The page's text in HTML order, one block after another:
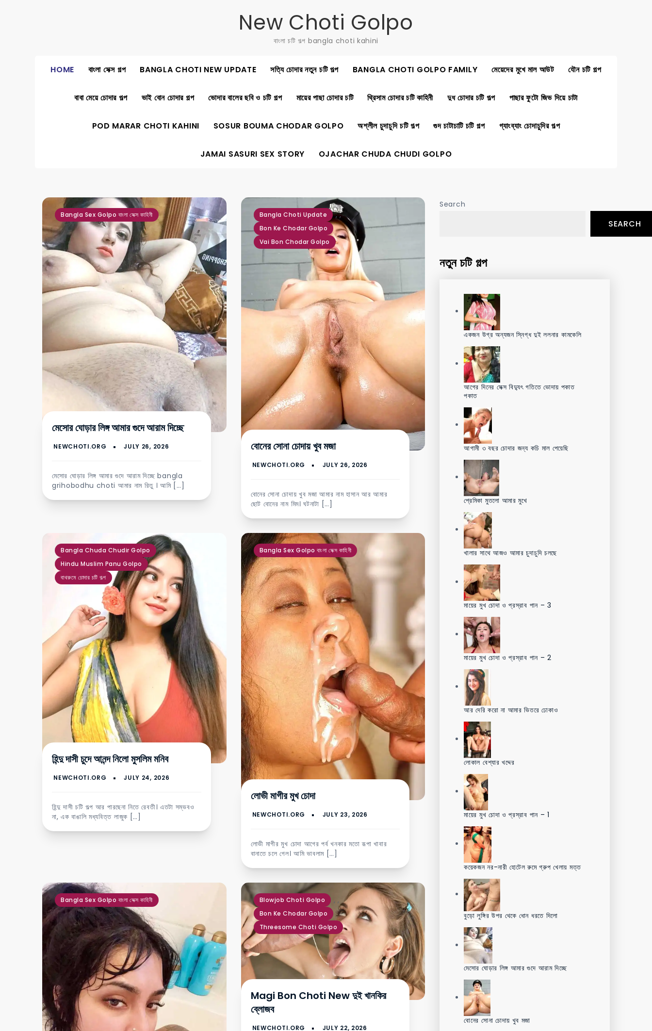
New Choti Golpo
বাংলা চটি গল্প bangla choti kahini
HOME বাংলা সেক্স গল্প BANGLA CHOTI NEW UPDATE সত্যি চোদার নতুন চটি গল্প BANGLA CHOTI GOLPO FAMILY মেয়েদের মুখে মাল আউট যৌন চটি গল্প
বাবা মেয়ে চোদার গল্প ভাই বোন চোদার গল্প ভোদার বালের ছবি ও চটি গল্প মায়ের পাছা চোদার চটি থ্রিসাম চোদার চটি কাহিনী দুধ চোদার চটি গল্প পাছার ফুটো জিভ দিয়ে চাটা
POD MARAR CHOTI KAHINI SOSUR BOUMA CHODAR GOLPO অশ্লীল চুদাচুদি চটি গল্প গুদ চাটাচাটি চটি গল্প গ্যাংব্যাং চোদাচুদির গল্প
JAMAI SASURI SEX STORY OJACHAR CHUDA CHUDI GOLPO
Bangla Sex Golpo বাংলা সেক্স কাহিনী
মেসোর ঘোড়ার লিঙ্গ আমার গুদে আরাম দিচ্ছে
মেসোর ঘোড়ার লিঙ্গ আমার গুদে আরাম দিচ্ছে bangla
grihobodhu choti আমার নাম রিতু । আমি […]
Bangla Choti Update ,
Bon Ke Chodar Golpo
,
Vai Bon Chodar Golpo
বোনের সোনা চোদায় খুব মজা
বোনের সোনা চোদায় খুব মজা আমার নাম হাসান আর আমার
ছোট বোনের নাম মিম। ঘটনাটা […]
Bangla Chuda Chudir Golpo ,
Hindu Muslim Panu Golpo
,
বাথরুমে চোদার চটি গল্প
হিন্দু দাসী চুদে আনন্দ নিলো মুসলিম মনিব
হিন্দু দাসী চটি গল্প আর পারছেনা নিতে রেবতী। এতটা সম্ভবও
না, এক বাঙালি মধ্যবিত্ত লাজুক […]
Bangla Sex Golpo বাংলা সেক্স কাহিনী
লোভী মাগীর মুখ চোদা
লোভী মাগীর মুখ চোদা আগের পর্ব খনকার মতো রূপা খাবার
বানাতে চলে গেল। আমি ভাবলাম […]
Bangla Sex Golpo বাংলা সেক্স কাহিনী Blowjob Choti Golpo ,
Bon Ke Chodar Golpo
,
Threesome Choti Golpo
Magi Bon Choti New দুই খানকির
ব্লোজব
Search
SEARCH
নতুন চটি গল্প
একজন উগ্র অন্যজন স্নিগ্ধ দুই ললনার কামকেলি
আগের দিনের সেক্স বিদ্যুৎ গতিতে ভোদায় পকাত
পকাত
আগামী ৩ বছর চোদার জন্য কচি মাল পেয়েছি
প্রেমিকা মুতলো আমার মুখে
খালার সাথে আজও আমার চুদাচুদি চলছে
মায়ের মুখ চোদা ও প্রস্রাব পান – 3
মায়ের মুখ চোদা ও প্রস্রাব পান – 2
আর দেরি করো না আমার ভিতরে ঢোকাও
লোকাল বেশ্যার খদ্দের
মায়ের মুখ চোদা ও প্রস্রাব পান – 1
কয়েকজন নর-নারী হোটেল রুমে গ্রুপ খেলায় মত্ত
বুড়ো লুঙ্গির উপর থেকে ধোন ধরতে দিলো
মেসোর ঘোড়ার লিঙ্গ আমার গুদে আরাম দিচ্ছে
বোনের সোনা চোদায় খুব মজা